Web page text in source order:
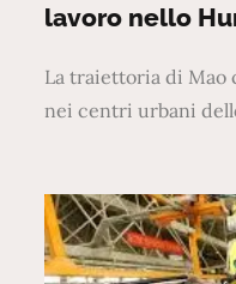
lavoro nello
La traiettoria di
nei centri urbani